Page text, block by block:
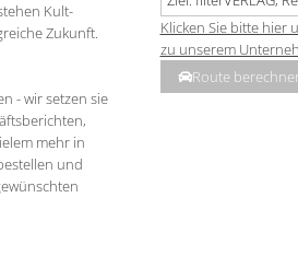
Kult-
Zukunft.
- wir setzen sie
mehr in
und
Klicken Sie bitte hier
zu unserem
Route